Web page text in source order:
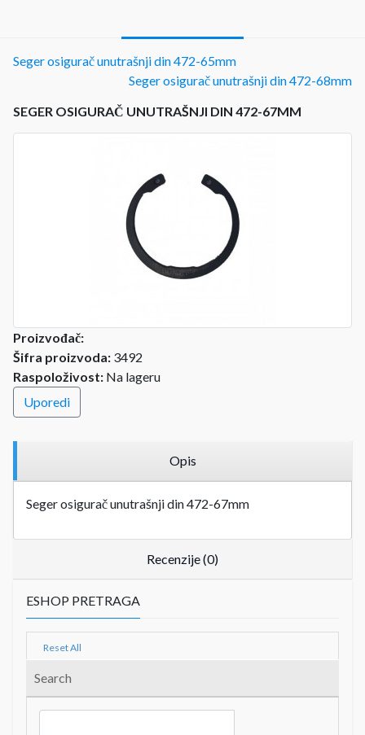
Seger osigurač unutrašnji din 472-65mm
Seger osigurač unutrašnji din 472-68mm
SEGER OSIGURAČ UNUTRAŠNJI DIN 472-67MM
Proizvođač:
Šifra proizvoda: 3492
Raspoloživost: Na lageru
Uporedi
Opis
Seger osigurač unutrašnji din 472-67mm
Recenzije (0)
ESHOP PRETRAGA
Reset All
Search